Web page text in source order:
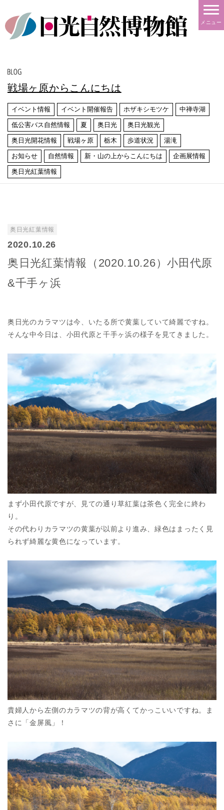
メニュー
戦場ヶ原からこんにちは
イベント情報 イベント開催報告 ホザキシモツケ 中禅寺湖
低公害バス自然情報 夏 奥日光 奥日光観光
奥日光開花情報 戦場ヶ原 栃木 歩道状況 湯滝
お知らせ 自然情報 新・山の上からこんにちは 企画展情報
奥日光紅葉情報
奥日光紅葉情報
2020.10.26
奥日光紅葉情報（2020.10.26）小田代原
&千手ヶ浜
奥日光のカラマツは今、いたる所で黄葉していて綺麗ですね。
そんな中今日は、小田代原と千手ヶ浜の様子を見てきました。
まず小田代原ですが、見ての通り草紅葉は茶色く完全に終わ
り。
その代わりカラマツの黄葉が以前より進み、緑色はまったく見
られず綺麗な黄色になっています。
貴婦人から左側のカラマツの背が高くてかっこいいですね。ま
さに「金屏風」！